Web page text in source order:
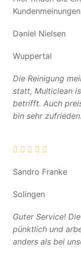
Daniel Nielsen
Wuppertal
Die Reinigung
statt, Multiclean
betrifft. Auch
bin sehr zufrieden.
Sandro Franke
Solingen
Guter Service!
pünktlich und
anders als bei